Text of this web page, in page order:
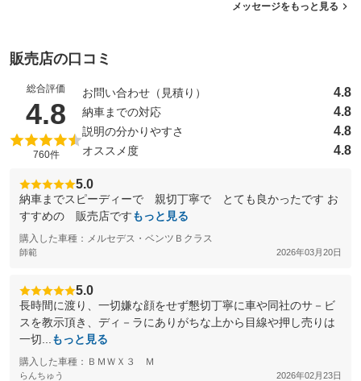
メッセージをもっと見る
販売店の口コミ
総合評価
4.8 （5点満点中）
760件
お問い合わせ（見積り） 4.8
納車までの対応 4.8
説明の分かりやすさ 4.8
オススメ度 4.8
5.0
納車までスピーディーで 親切丁寧で とても良かったです お
すすめの 販売店ですもっと見る
購入した車種：メルセデス・ベンツＢクラス
師範 2026年03月20日
5.0
長時間に渡り、一切嫌な顔をせず懇切丁寧に車や同社のサ－ビ
スを教示頂き、ディ－ラにありがちな上から目線や押し売りは
一切...
もっと見る
購入した車種：ＢＭＷＸ３ Ｍ
らんちゅう 2026年02月23日